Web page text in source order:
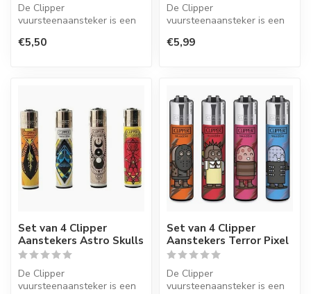
De Clipper
vuursteenaansteker is een
perfecte kwaliteit.
€5,50
De Clipper
vuursteenaansteker is een
perfecte kwaliteit.
€5,99
Set van 4 Clipper
Aanstekers Astro Skulls
De Clipper
vuursteenaansteker is een
Set van 4 Clipper
Aanstekers Terror Pixel
De Clipper
vuursteenaansteker is een